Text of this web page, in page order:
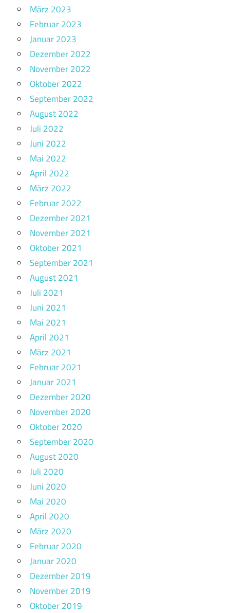
März 2023
Februar 2023
Januar 2023
Dezember 2022
November 2022
Oktober 2022
September 2022
August 2022
Juli 2022
Juni 2022
Mai 2022
April 2022
März 2022
Februar 2022
Dezember 2021
November 2021
Oktober 2021
September 2021
August 2021
Juli 2021
Juni 2021
Mai 2021
April 2021
März 2021
Februar 2021
Januar 2021
Dezember 2020
November 2020
Oktober 2020
September 2020
August 2020
Juli 2020
Juni 2020
Mai 2020
April 2020
März 2020
Februar 2020
Januar 2020
Dezember 2019
November 2019
Oktober 2019